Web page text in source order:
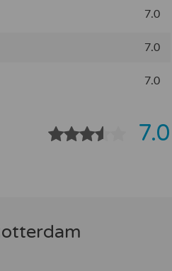
7.0
7.0
7.0
7.0